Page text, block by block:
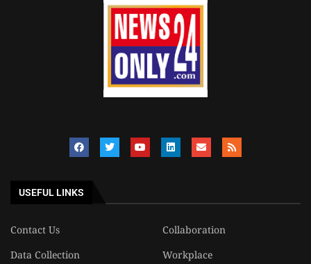
USEFUL LINKS
Contact Us
Collaboration
Data Collection
Workplace